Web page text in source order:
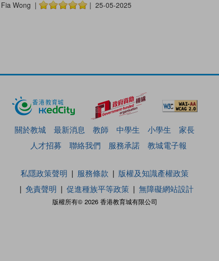
Fia Wong | | 25-05-2025
關於教城 最新消息 教師 中學生 小學生
家長
人才招募
聯絡我們 服務承諾 教城電子報
版權所有© 2026 香港教育城有限公司
私隱政策聲明 服務條款
版權及知識產權政策
免責聲明
促進種族平等政策 無障礙網站設計